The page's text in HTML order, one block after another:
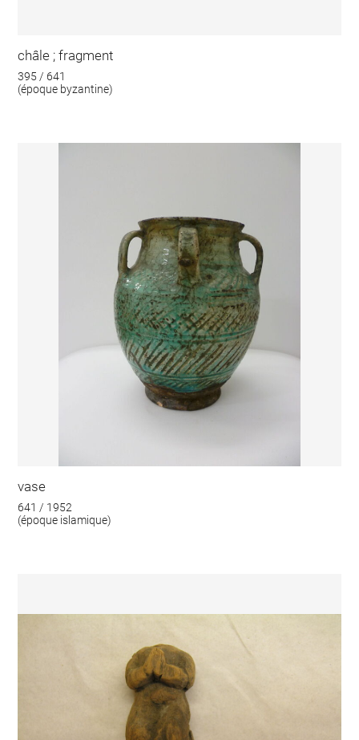
châle ; fragment
395 / 641
(époque byzantine)
vase
641 / 1952
(époque islamique)